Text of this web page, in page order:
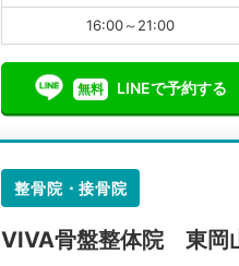
16:00～21:00
無料 LINEで予約する
整骨院・接骨院
VIVA骨盤整体院 東岡